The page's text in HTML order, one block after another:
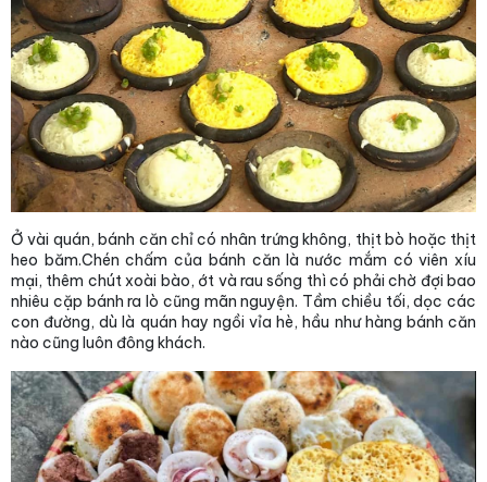
Ở vài quán, bánh căn chỉ có nhân trứng không, thịt bò hoặc thịt
heo băm.Chén chấm của bánh căn là nước mắm có viên xíu
mại, thêm chút xoài bào, ớt và rau sống thì có phải chờ đợi bao
nhiêu cặp bánh ra lò cũng mãn nguyện. Tầm chiều tối, dọc các
con đường, dù là quán hay ngồi vỉa hè, hầu như hàng bánh căn
nào cũng luôn đông khách.